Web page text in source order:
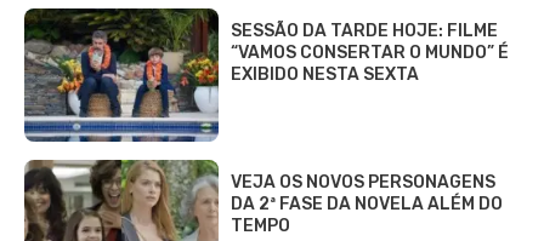
SESSÃO DA TARDE HOJE: FILME
“VAMOS CONSERTAR O MUNDO” É
EXIBIDO NESTA SEXTA
VEJA OS NOVOS PERSONAGENS
DA 2ª FASE DA NOVELA ALÉM DO
TEMPO